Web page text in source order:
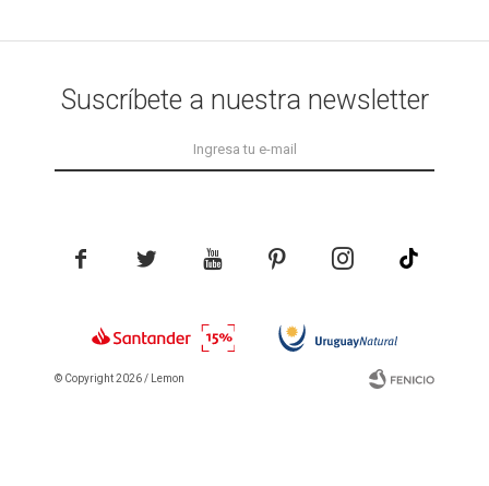
Suscríbete a nuestra newsletter
    
© Copyright 2026 / Lemon